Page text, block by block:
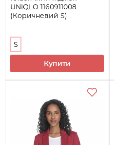
UNIQLO 1160911008
(Коричневий S)
S
Купити